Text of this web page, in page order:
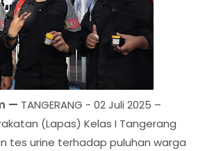
— TANGERANG - 02 Juli 2025 –
(Lapas) Kelas I Tangerang
tes urine terhadap puluhan warga